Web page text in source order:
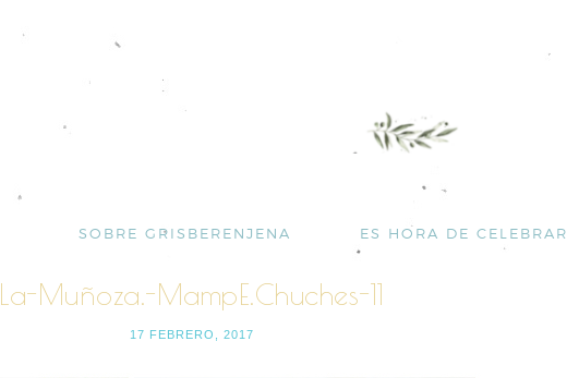
SOBRE GRISBERENJENA ES HORA DE CELEBRAR
La-Muñoza.-MampE.Chuches-11
17 FEBRERO, 2017